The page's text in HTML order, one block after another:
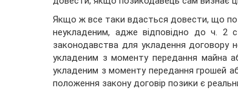
Якщо ж все таки вдасться довести, що
неукладеним, адже відповідно до ч. 2
законодавства для укладення договору
укладеним з моменту передання майна
укладеним з моменту передання грошей
положення закону договір позики є